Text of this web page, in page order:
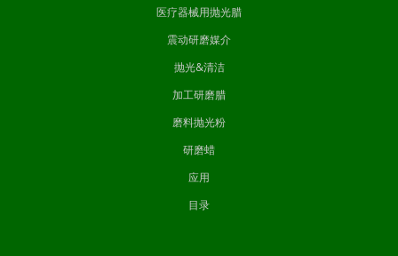
医疗器械用抛光腊
震动研磨媒介
抛光&清洁
加工研磨腊
磨料抛光粉
研磨蜡
应用
目录